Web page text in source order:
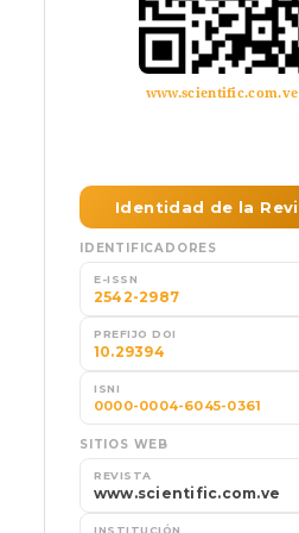
www.scientific.com.ve